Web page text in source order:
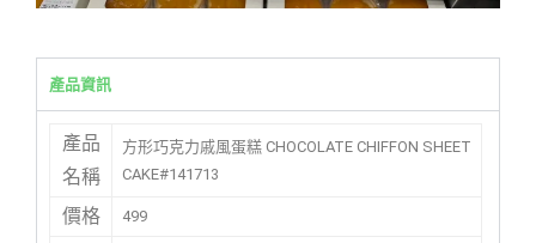
產品資訊
產品
名稱
方形巧克力戚風蛋糕 CHOCOLATE CHIFFON SHEET
CAKE#141713
價格 499